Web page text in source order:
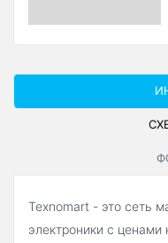
Texnomart - это сеть
электроники с ценами